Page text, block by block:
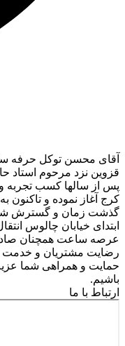
قزوین نزد مرحوم استاد
کرج آغاز نموده و تاکنون
گذشت زمان و گسترش
ابتدای خیابان چالوس
عرصه ساعت همچنان
رضایت مشتریان و خدمت
حمایت و همراهی شما
باشیم.
ارتباط با ما